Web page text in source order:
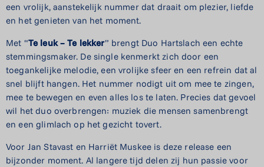
een vrolijk, aanstekelijk nummer dat draait om plezier, liefde
en het genieten van het moment.
Met “Te leuk – Te lekker” brengt Duo Hartslach een echte
stemmingsmaker. De single kenmerkt zich door een
toegankelijke melodie, een vrolijke sfeer en een refrein dat al
snel blijft hangen. Het nummer nodigt uit om mee te zingen,
mee te bewegen en even alles los te laten. Precies dat gevoel
wil het duo overbrengen: muziek die mensen samenbrengt
en een glimlach op het gezicht tovert.
Voor Jan Stavast en Harriët Muskee is deze release een
bijzonder moment. Al langere tijd delen zij hun passie voor